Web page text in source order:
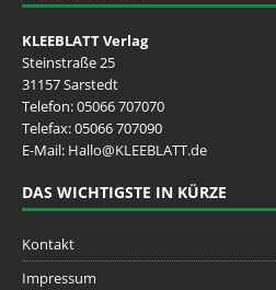
KLEEBLATT Verlag
Steinstraße 25
31157 Sarstedt
Telefon:05066 707070
Telefax: 05066 707090
E-Mail: Hallo@KLEEBLATT.de
DAS WICHTIGSTE IN KÜRZE
Kontakt
Impressum